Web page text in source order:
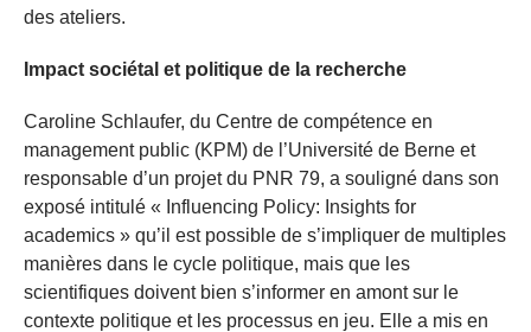
des ateliers.
Impact sociétal et politique de la recherche
Caroline Schlaufer, du Centre de compétence en
management public (KPM) de l’Université de Berne et
responsable d’un projet du PNR 79, a souligné dans son
exposé intitulé « Influencing Policy: Insights for
academics » qu’il est possible de s’impliquer de multiples
manières dans le cycle politique, mais que les
scientifiques doivent bien s’informer en amont sur le
contexte politique et les processus en jeu. Elle a mis en